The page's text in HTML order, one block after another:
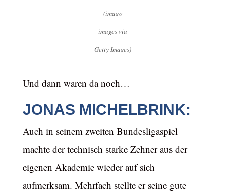
(imago
images via
Getty Images)
Und dann waren da noch…
JONAS MICHELBRINK:
Auch in seinem zweiten Bundesligaspiel
machte der technisch starke Zehner aus der
eigenen Akademie wieder auf sich
aufmerksam. Mehrfach stellte er seine gute